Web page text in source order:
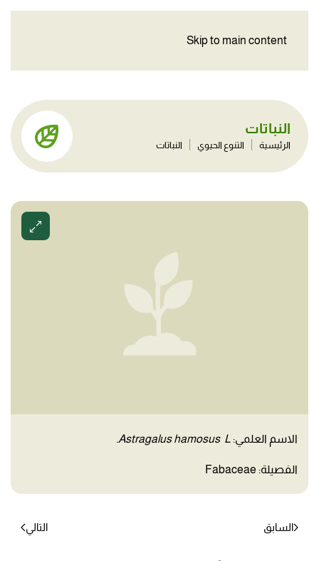
Skip to main content
النباتات
الرئيسية التنوع الحيوي النباتات
الاسم العلمي: Astragalus hamosus L.
الفصيلة: Fabaceae
السابق التالي